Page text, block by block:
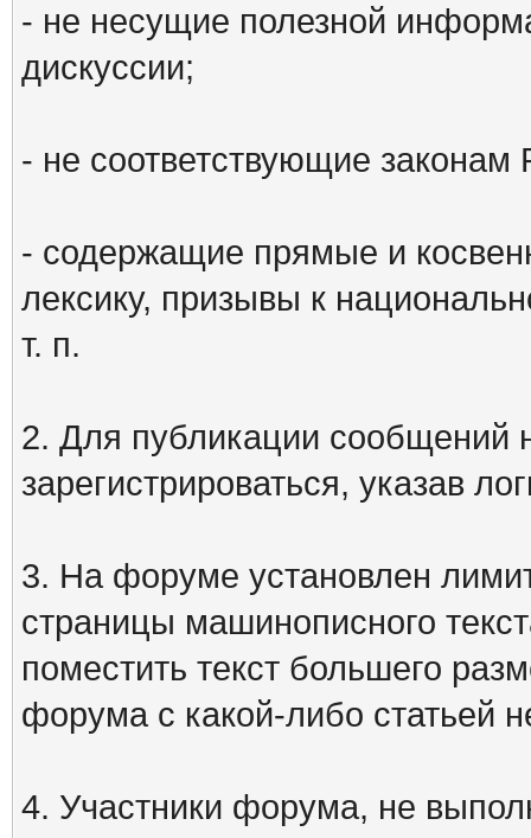
- не несущие полезной
дискуссии;
- не соответствующие законам
- содержащие прямые и
лексику, призывы к
т. п.
2. Для публикации сообщений
зарегистрироваться, указав
3. На форуме установлен
страницы машинописного
поместить текст большего
форума с какой-либо статьей
4. Участники форума, не